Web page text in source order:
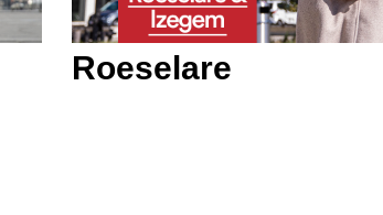
Roeselare